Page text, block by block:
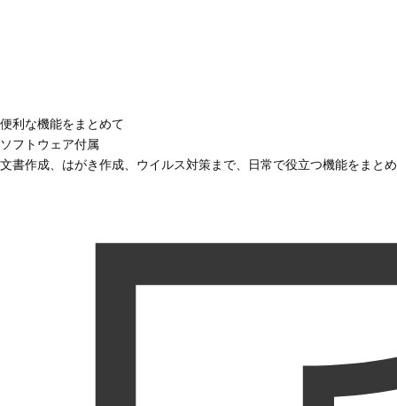
便利な機能をまとめて
ソフトウェア付属
文書作成、はがき作成、ウイルス対策まで、日常で役立つ機能をまと